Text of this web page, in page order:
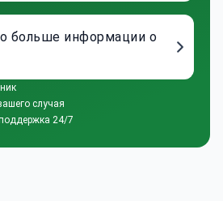
больше информации о
случая
24/7